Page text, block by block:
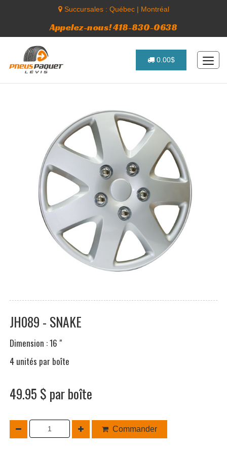
Succursales : Québec| Montréal
Appelez-nous! 418-830-0638
0.00$
JH089 - SNAKE
Dimension : 16 "
4 unités par boîte
49.95 $ par boîte
Commander